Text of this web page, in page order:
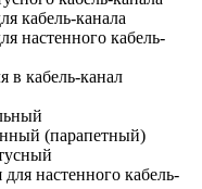
кабель-канала
настенного кабель-
в кабель-канал
(парапетный)
настенного кабель-